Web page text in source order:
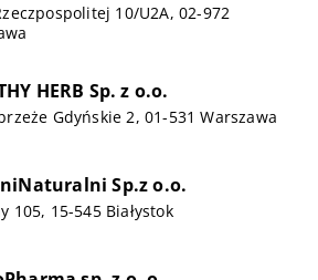
10/U2A, 02-972
HERB Sp. z o.o.
Gdyńskie 2, 01-531 Warszawa
Sp.z o.o.
105, 15-545 Białystok